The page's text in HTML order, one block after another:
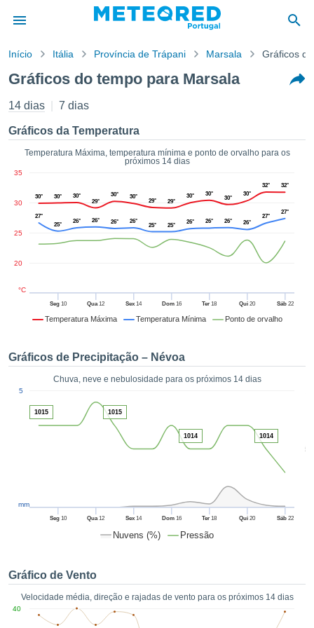
da
foi
por
para
que as
a este
das
opções:
e
forma
digital
fornecer-
de alta
o
no
como
um perfil
ACEITAR
Início Itália Província de Trápani Marsala Gráficos
Gráficos do tempo para Marsala
14 dias 7 dias
Gráficos da Temperatura
Temperatura Máxima, temperatura mínima e ponto de orvalho para os
próximos 14 dias
Temperatura Máxima Temperatura Mínima Ponto de orvalho
Seg10 Qua12 Sex 14 Dom16 Ter 18 Qui 20 Sáb22
20
25
30
35
°C
30° 30°
30°
29°
30° 30°
29° 29°
30° 30°
30°
30°
32° 32°
27°
25°
26° 26° 26° 26°
25° 25°
26° 26° 26° 26°
27°
27°
Gráficos de Precipitação – Névoa
Chuva, neve e nebulosidade para os próximos 14 dias
Nuvens (%) Pressão
50
Seg10 Qua12 Sex 14 Dom16 Ter 18 Qui 20 Sáb22
5
mm
1015 1015
1014 1014
Gráfico de Vento
Velocidade média, direção e rajadas de vento para os próximos 14 dias
40